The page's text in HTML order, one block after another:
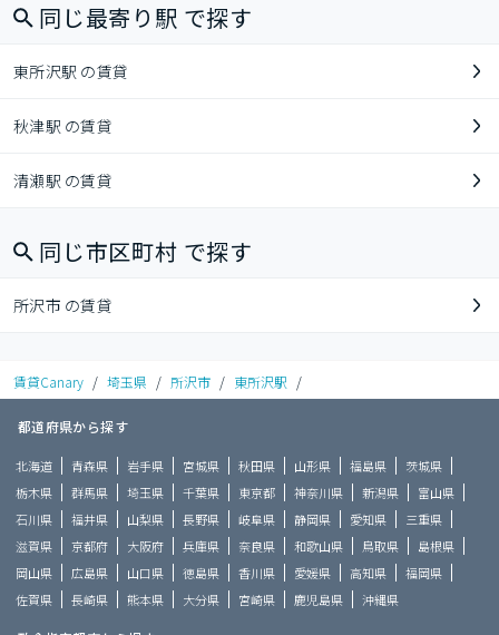
同じ最寄り駅 で探す
東所沢駅 の賃貸
秋津駅 の賃貸
清瀬駅 の賃貸
同じ市区町村 で探す
所沢市 の賃貸
賃貸Canary / 埼玉県 / 所沢市 / 東所沢駅 /
都道府県から探す
北海道 青森県 岩手県 宮城県 秋田県 山形県 福島県
茨城県
栃木県
群馬県 埼玉県 千葉県 東京都 神奈川県 新潟県
富山県
石川県
福井県 山梨県 長野県 岐阜県 静岡県 愛知県
三重県
滋賀県
京都府 大阪府 兵庫県 奈良県 和歌山県 鳥取県
島根県
岡山県
広島県 山口県 徳島県 香川県 愛媛県 高知県
福岡県
佐賀県
長崎県 熊本県 大分県 宮崎県 鹿児島県 沖縄県